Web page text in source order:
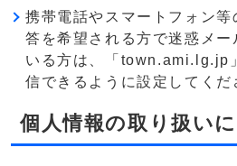
携帯電話やスマートフォン等
答を希望される方で迷惑メー
いる方は、「town.ami.lg.jp
信できるように設定してくだ
個人情報の取り扱い